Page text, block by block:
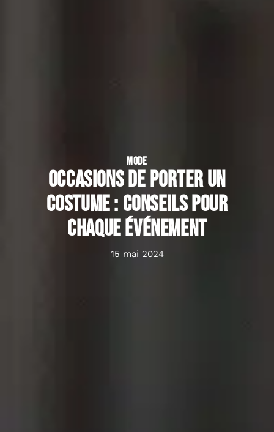
MODE
Occasions de porter un
costume : conseils pour
chaque événement
15 mai 2024